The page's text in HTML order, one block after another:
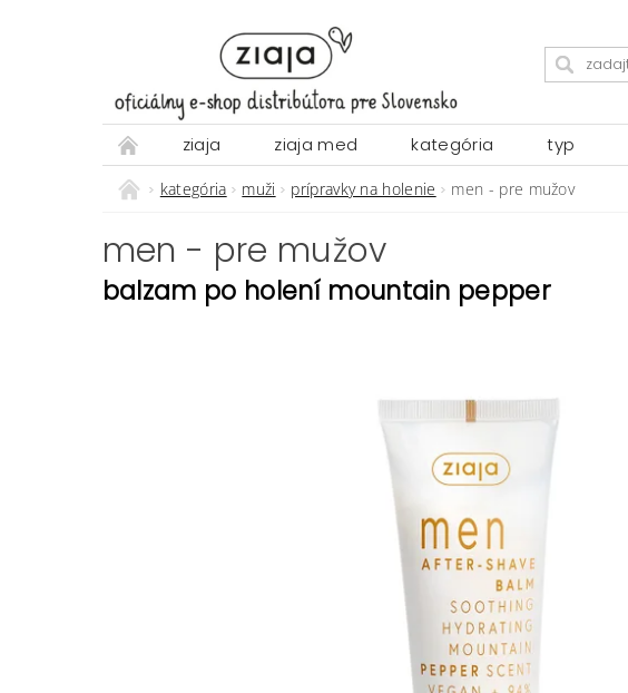
ziaja ziaja med kategória typ
kategória muži prípravky na holenie men - pre mužov
men - pre mužov
balzam po holení mountain pepper